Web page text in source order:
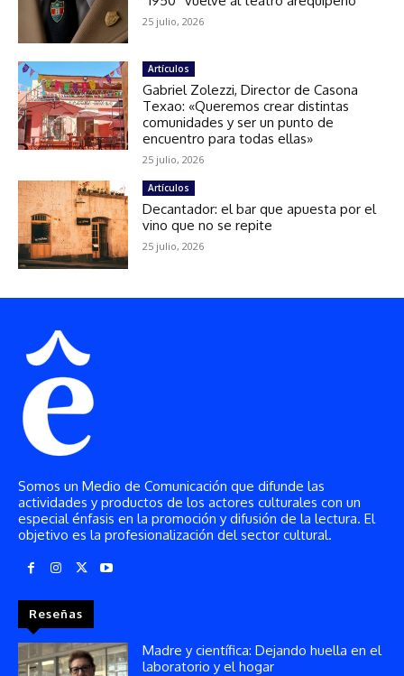
Somos un Medio de Comunicación que difunde las
actividades y productos de los actores culturales con un
especial énfasis en la promoción y difusión de la lectura. El
objetivo es la profesionalización del sector cultural.
Reseñas
Madre y científica: Dejando huella en el
laboratorio y el hogar